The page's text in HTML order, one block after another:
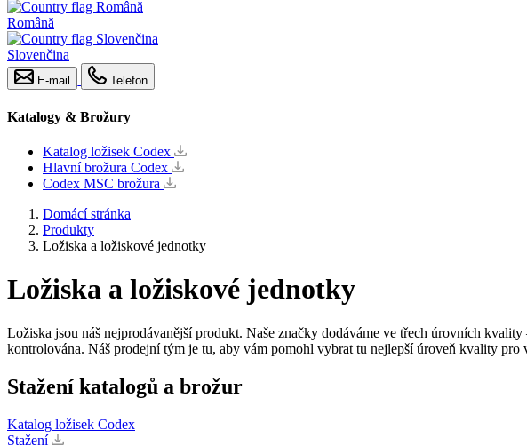
Română
Slovenčina
E-mail Telefon
Katalogy & Brožury
Katalog ložisek Codex
Hlavní brožura Codex
Codex MSC brožura
Domácí stránka
Produkty
Ložiska a ložiskové jednotky
Ložiska a ložiskové jednotky
Ložiska jsou náš nejprodávanější produkt. Naše značky dodáváme ve třech úrovních
kontrolována. Náš prodejní tým je tu, aby vám pomohl vybrat tu nejlepší úroveň kvality pro
Stažení katalogů a brožur
Katalog ložisek Codex
Stažení